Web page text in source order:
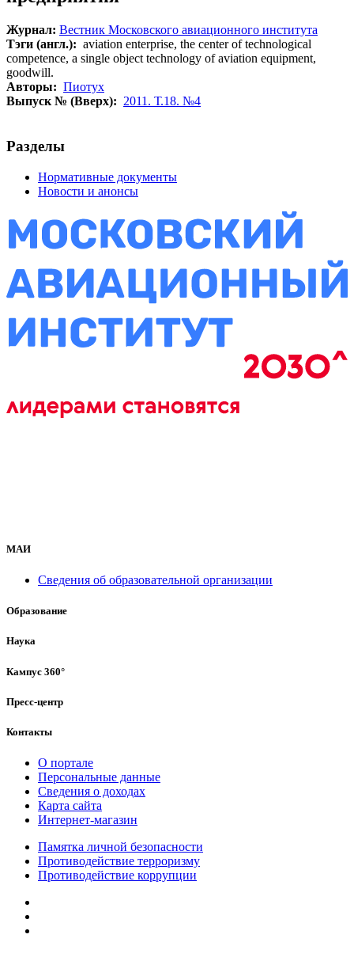
Журнал: Вестник Московского авиационного института
Тэги (англ.): aviation enterprise, the center of technological
competence, a single object technology of aviation equipment,
goodwill.
Авторы: Пиотух
Выпуск № (Вверх): 2011. Т.18. №4
Разделы
Нормативные документы
Новости и анонсы
МАИ
Сведения об образовательной организации
Образование
Наука
Кампус 360°
Пресс-центр
Контакты
О портале
Персональные данные
Сведения о доходах
Карта сайта
Интернет-магазин
Памятка личной безопасности
Противодействие терроризму
Противодействие коррупции